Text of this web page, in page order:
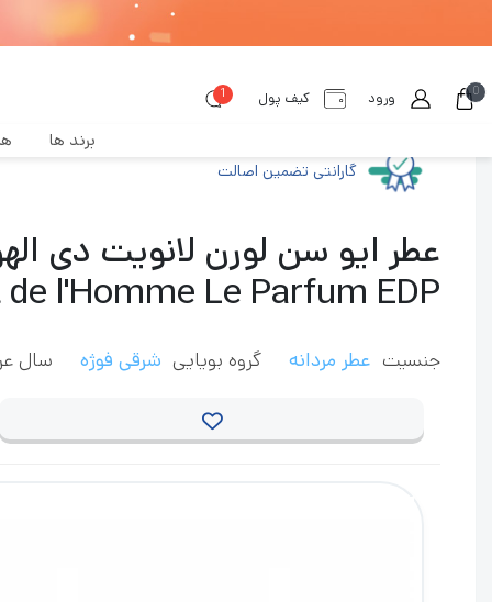
0 ورود کیف پول 1
برند ها
عطر‌امین عطر و ادکلن مردانه عطر گرم مردانه
گارانتی تضمین اصالت
l'Homme Le Parfum EDP
جنسیت عطر مردانه گروه بویایی شرقی فوژه سال